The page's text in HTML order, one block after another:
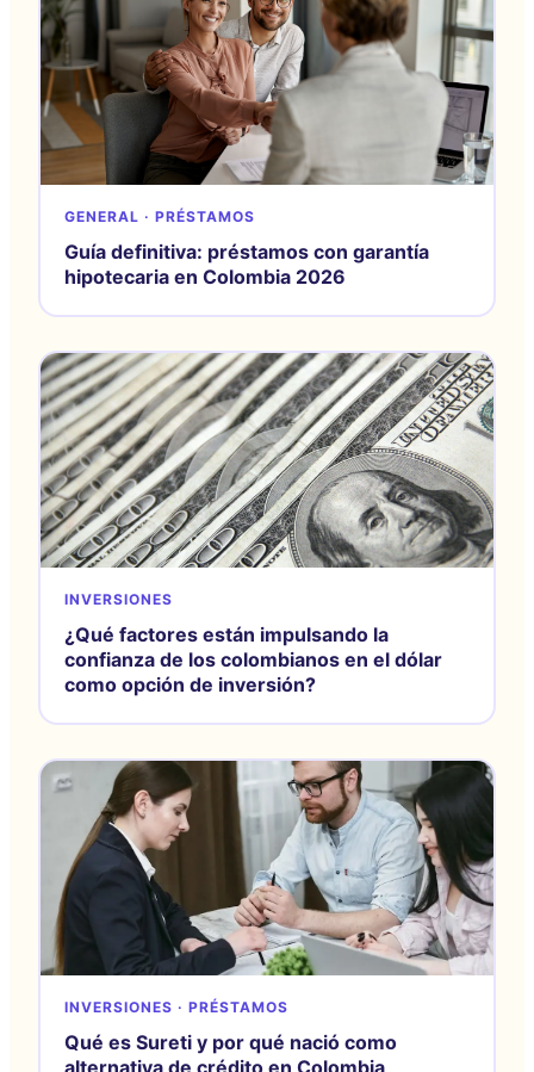
GENERAL · PRÉSTAMOS
Guía definitiva: préstamos con garantía
hipotecaria en Colombia 2026
INVERSIONES
¿Qué factores están impulsando la
confianza de los colombianos en el dólar
como opción de inversión?
INVERSIONES · PRÉSTAMOS
Qué es Sureti y por qué nació como
alternativa de crédito en Colombia